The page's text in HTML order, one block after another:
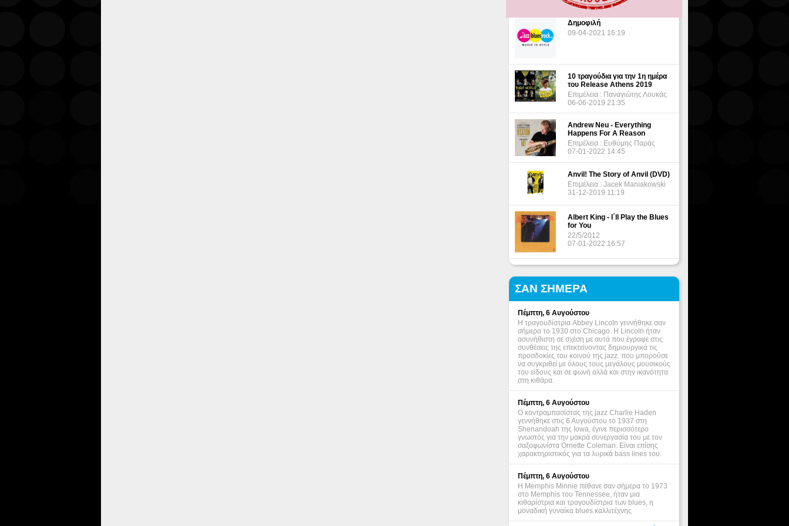
Δημοφιλή
09-04-2021 16:19
10 τραγούδια για την 1η ημέρα
του Release Athens 2019
Επιμέλεια : Παναγιώτης Λουκάς
06-06-2019 21:35
Andrew Neu - Everything
Happens For A Reason
Επιμέλεια : Ευθύμης Παράς
07-01-2022 14:45
Anvil! The Story of Anvil (DVD)
Επιμέλεια : Jacek Maniakowski
31-12-2019 11:19
Albert King - I΄ll Play the Blues
for You
22/5/2012
07-01-2022 16:57
ΣΑΝ ΣΗΜΕΡΑ
Πέμπτη, 6 Αυγούστου
Η τραγουδίστρια Abbey Lincoln γεννήθηκε σαν
σήμερα το 1930 στο Chicago. Η Lincoln ήταν
ασυνήθιστη σε σχέση με αυτά που έγραφε στις
συνθέσεις της επεκτείνοντας δημιουργικά τις
προσδοκίες του κοινού της jazz. που μπορούσε
να συγκριθεί με όλους τους μεγάλους μουσικούς
του είδους και σε φωνή αλλά και στην ικανότητα
στη κιθάρα.
Πέμπτη, 6 Αυγούστου
Ο κοντραμπασίστας της jazz Charlie Haden
γεννήθηκε στις 6 Αυγούστου το 1937 στη
Shenandoah της Iowa, έγινε περισσότερο
γνωστός για την μακρά συνεργασία του με τον
σαξοφωνίστα Ornette Coleman. Είναι επίσης
χαρακτηριστικός για τα λυρικά bass lines του.
Πέμπτη, 6 Αυγούστου
Η Memphis Minnie πέθανε σαν σήμερα το 1973
στο Memphis του Tennessee, ήταν μια
κιθαρίστρια και τραγουδίστρια των blues, η
μοναδική γυναίκα blues καλλιτέχνης